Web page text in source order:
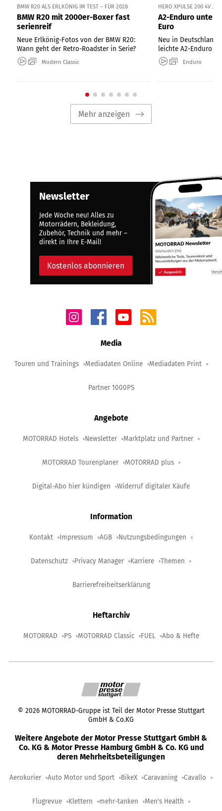
BMW R20 ALS ERLKÖNIG IM TEST – FÜR 2028
BMW R20 mit 2000er-Boxer fast
serienreif
Neue Erlkönig-Fotos von der BMW R20:
Wann geht der Retro-Roadster in Serie?
Modern Classic
HERO XPULSE 200 4V /
A2-Enduro unter
Euro
Neu in Deutschland:
leichte A2-Enduro
Enduro
Mehr anzeigen
Newsletter
Jede Woche neu! Alles zu
Motorrädern, Bekleidung,
Zubehör, Technik und mehr –
direkt in Ihre E-Mail!
Kostenlos abonnieren
Media
Touren und Trainings Mediadaten Online Mediadaten Print
Partner 1000PS
Angebote
MOTORRAD Hotels Newsletter Marktplatz und Partner
MOTORRAD Tourenplaner MOTORRAD plus
Digital-Abo hier kündigen Widerruf digitaler Käufe
Information
Kontakt Impressum AGB Nutzungsbedingungen
Datenschutz Privacy Manager Karriere Themen
Barrierefreiheitserklärung
Heftarchiv
MOTORRAD PS MOTORRAD Classic FUEL Abo & Hefte
© 2026 MOTORRAD-Gruppe ist Teil der Motor Presse Stuttgart
GmbH & Co.KG
Weitere Angebote der Motor Presse Stuttgart GmbH &
Co. KG & Motor Presse Hamburg GmbH & Co. KG und
deren Mehrheitsbeteiligungen
Aerokurier Auto Motor und Sport BikeX Caravaning Cavallo
Flugrevue Klettern mehr-tanken Men's Health